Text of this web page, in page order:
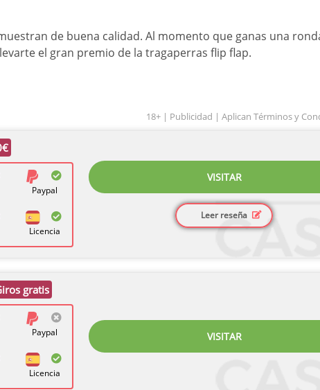
de buena calidad. Al momento que ganas una
el gran premio de la tragaperras flip flap.
18+ | Publicidad | Aplican Términos y
Paypal
Licencia
VISITAR
Leer reseña
gratis
Paypal
Licencia
VISITAR